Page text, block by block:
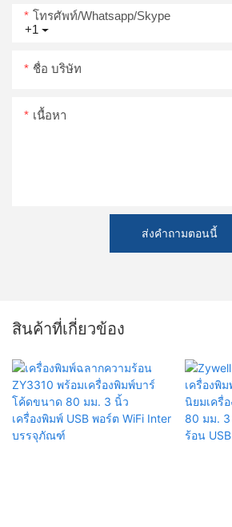
+1
โทรศัพท์/whatsapp/skype
ชื่อ บริษัท
เนื้อหา
ส่งคำถามตอนนี้
สินค้าที่เกี่ยวข้อง